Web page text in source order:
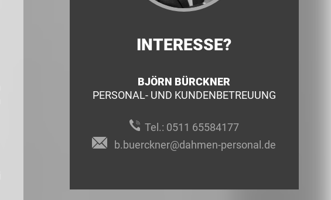
INTERESSE?
BJÖRN BÜRCKNER
PERSONAL- UND KUNDENBETREUUNG
Tel.: 0511 65584177
b.buerckner@dahmen-personal.de